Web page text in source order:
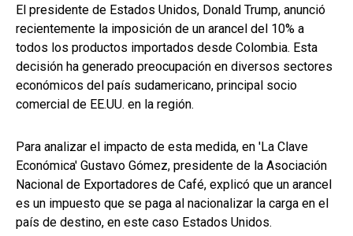
El presidente de Estados Unidos, Donald Trump, anunció
recientemente la imposición de un arancel del 10% a
todos los productos importados desde Colombia. Esta
decisión ha generado preocupación en diversos sectores
económicos del país sudamericano, principal socio
comercial de EE.UU. en la región.
Para analizar el impacto de esta medida, en 'La Clave
Económica' Gustavo Gómez, presidente de la Asociación
Nacional de Exportadores de Café, explicó que un arancel
es un impuesto que se paga al nacionalizar la carga en el
país de destino, en este caso Estados Unidos.